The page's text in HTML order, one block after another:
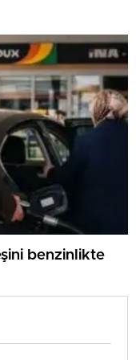
benzinlikte